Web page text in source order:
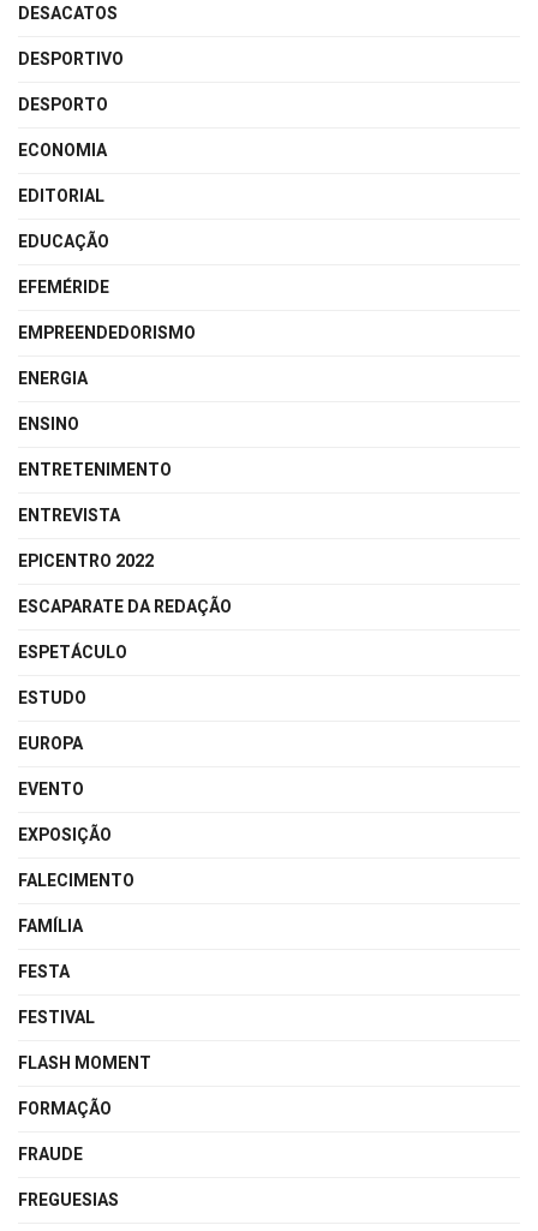
DESACATOS
DESPORTIVO
DESPORTO
ECONOMIA
EDITORIAL
EDUCAÇÃO
EFEMÉRIDE
EMPREENDEDORISMO
ENERGIA
ENSINO
ENTRETENIMENTO
ENTREVISTA
EPICENTRO 2022
ESCAPARATE DA REDAÇÃO
ESPETÁCULO
ESTUDO
EUROPA
EVENTO
EXPOSIÇÃO
FALECIMENTO
FAMÍLIA
FESTA
FESTIVAL
FLASH MOMENT
FORMAÇÃO
FRAUDE
FREGUESIAS